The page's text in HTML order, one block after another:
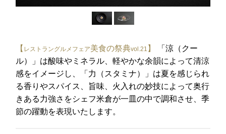
【 レストラングルメフェア美食の祭典vol.21 】
「涼（クー
ル）」は酸味やミネラル、軽やかな余韻によって清涼
感をイメージし、「力（スタミナ）」は夏を感じられ
る香りやスパイス、旨味、火入れの妙技によって奥行
きある力強さをシェフ米倉が一皿の中で調和させ、季
節の躍動を表現いたします。
TEL 092-482-1163
2F 中国料理
鴻臚